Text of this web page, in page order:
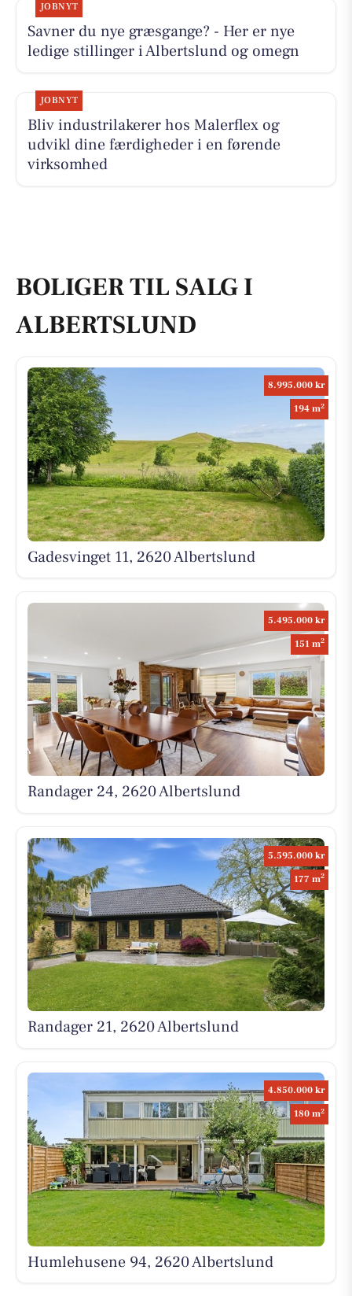
JOBNYT
Savner du nye græsgange? - Her er nye
ledige stillinger i Albertslund og omegn
JOBNYT
Bliv industrilakerer hos Malerflex og
udvikl dine færdigheder i en førende
virksomhed
BOLIGER TIL SALG I
ALBERTSLUND
8.995.000 kr
194 m2
Gadesvinget 11, 2620 Albertslund
5.495.000 kr
151 m2
Randager 24, 2620 Albertslund
5.595.000 kr
177 m2
Randager 21, 2620 Albertslund
4.850.000 kr
180 m2
Humlehusene 94, 2620 Albertslund